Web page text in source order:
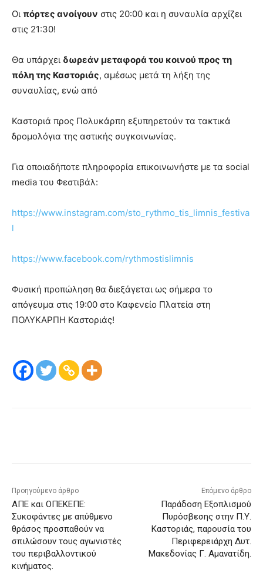
Οι πόρτες ανοίγουν στις 20:00 και η συναυλία αρχίζει
στις 21:30!
Θα υπάρχει δωρεάν μεταφορά του κοινού προς τη
πόλη της Καστοριάς, αμέσως μετά τη λήξη της
συναυλίας, ενώ από
Καστοριά προς Πολυκάρπη εξυπηρετούν τα τακτικά
δρομολόγια της αστικής συγκοινωνίας.
Για οποιαδήποτε πληροφορία επικοινωνήστε με τα social
media του Φεστιβάλ:
https://www.instagram.com/sto_rythmo_tis_limnis_festiva
l
https://www.facebook.com/rythmostislimnis
Φυσική προπώληση θα διεξάγεται ως σήμερα το
απόγευμα στις 19:00 στο Καφενείο Πλατεία στη
ΠΟΛΥΚΑΡΠΗ Καστοριάς!
Προηγούμενο άρθρο
ΑΠΕ και ΟΠΕΚΕΠΕ:
Συκοφάντες με απύθμενο
θράσος προσπαθούν να
σπιλώσουν τους αγωνιστές
του περιβαλλοντικού
κινήματος.
Επόμενο άρθρο
Παράδοση Εξοπλισμού
Πυρόσβεσης στην Π.Υ.
Καστοριάς, παρουσία του
Περιφερειάρχη Δυτ.
Μακεδονίας Γ. Αμανατίδη.